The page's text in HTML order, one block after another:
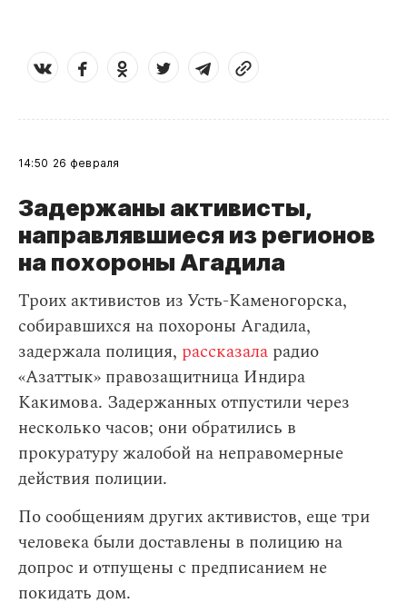
14:50 26 февраля
Задержаны активисты,
направлявшиеся из регионов
на похороны Агадила
Троих активистов из Усть-Каменогорска,
собиравшихся на похороны Агадила,
задержала полиция, рассказала радио
«Азаттык» правозащитница Индира
Какимова. Задержанных отпустили через
несколько часов; они обратились в
прокуратуру жалобой на неправомерные
действия полиции.
По сообщениям других активистов, еще три
человека были доставлены в полицию на
допрос и отпущены с предписанием не
покидать дом.